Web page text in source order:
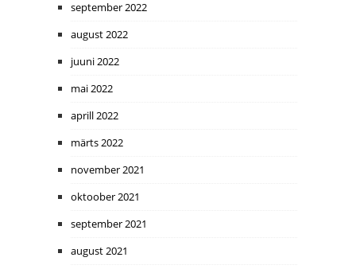
september 2022
august 2022
juuni 2022
mai 2022
aprill 2022
märts 2022
november 2021
oktoober 2021
september 2021
august 2021